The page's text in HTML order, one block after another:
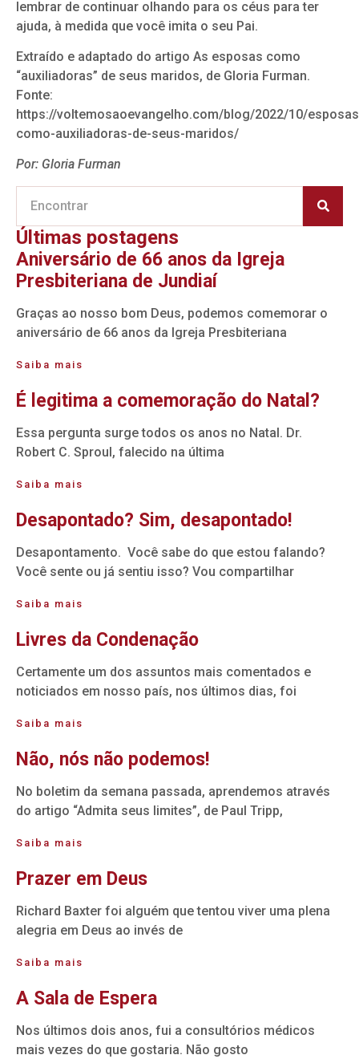
lembrar de continuar olhando para os céus para ter
ajuda, à medida que você imita o seu Pai.
Extraído e adaptado do artigo As esposas como
“auxiliadoras” de seus maridos, de Gloria Furman.
Fonte:
https://voltemosaoevangelho.com/blog/2022/10/
como-auxiliadoras-de-seus-maridos/
Por: Gloria Furman
Últimas postagens
Aniversário de 66 anos da Igreja
Presbiteriana de Jundiaí
Graças ao nosso bom Deus, podemos comemorar o
aniversário de 66 anos da Igreja Presbiteriana
Saiba mais
É legitima a comemoração do Natal?
Essa pergunta surge todos os anos no Natal. Dr.
Robert C. Sproul, falecido na última
Saiba mais
Desapontado? Sim, desapontado!
Desapontamento. Você sabe do que estou falando?
Você sente ou já sentiu isso? Vou compartilhar
Saiba mais
Livres da Condenação
Certamente um dos assuntos mais comentados e
noticiados em nosso país, nos últimos dias, foi
Saiba mais
Não, nós não podemos!
No boletim da semana passada, aprendemos através
do artigo “Admita seus limites”, de Paul Tripp,
Saiba mais
Prazer em Deus
Richard Baxter foi alguém que tentou viver uma plena
alegria em Deus ao invés de
Saiba mais
A Sala de Espera
Nos últimos dois anos, fui a consultórios médicos
mais vezes do que gostaria. Não gosto